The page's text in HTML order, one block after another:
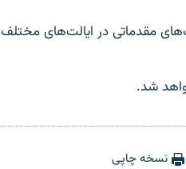
انتخابات ۲۰۲۴، در جریان رقابت‌های مقدماتی در ایالت‌های مختلف
نسخه چاپی